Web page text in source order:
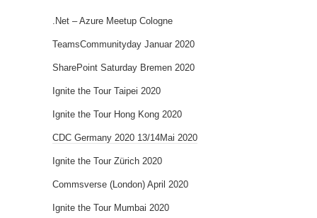
.Net – Azure Meetup Cologne
TeamsCommunityday Januar 2020
SharePoint Saturday Bremen 2020
Ignite the Tour Taipei 2020
Ignite the Tour Hong Kong 2020
CDC Germany 2020 13/14Mai 2020
Ignite the Tour Zürich 2020
Commsverse (London) April 2020
Ignite the Tour Mumbai 2020